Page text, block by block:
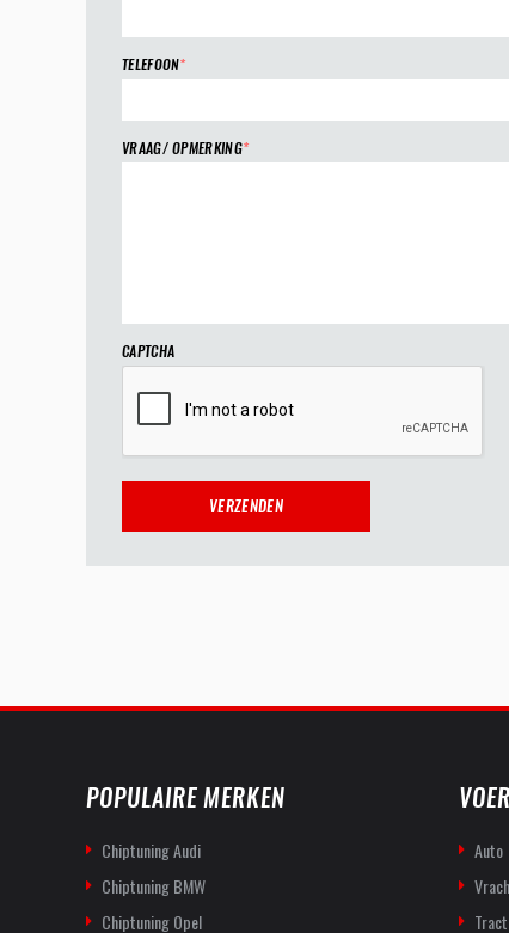
TELEFOON*
VRAAG/ OPMERKING*
CAPTCHA
POPULAIRE MERKEN
Chiptuning Audi
Chiptuning BMW
Chiptuning Opel
Auto